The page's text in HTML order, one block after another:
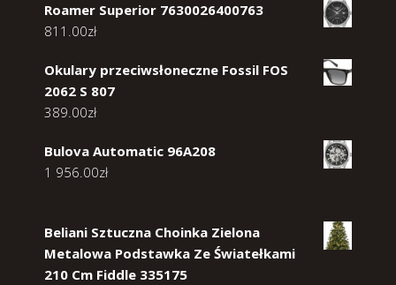
Roamer Superior 7630026400763
811.00zł
Okulary przeciwsłoneczne Fossil FOS
2062 S 807
389.00zł
Bulova Automatic 96A208
1 956.00zł
Beliani Sztuczna Choinka Zielona
Metalowa Podstawka Ze Światełkami
210 Cm Fiddle 335175